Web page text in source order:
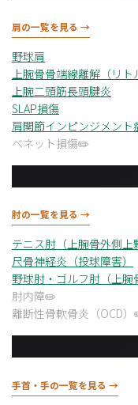
肩の一覧を見る →
野球肩
上腕骨骨端線離解（リト
上腕二頭筋長頭腱炎
SLAP損傷
肩関節インピンジメント
ベネット損傷
肘の一覧を見る →
テニス肘（上腕骨外側上
尺骨神経炎（投球障害）
野球肘・ゴルフ肘（上腕
肘内障
離断性骨軟骨炎（OCD）
手首・手の一覧を見る →